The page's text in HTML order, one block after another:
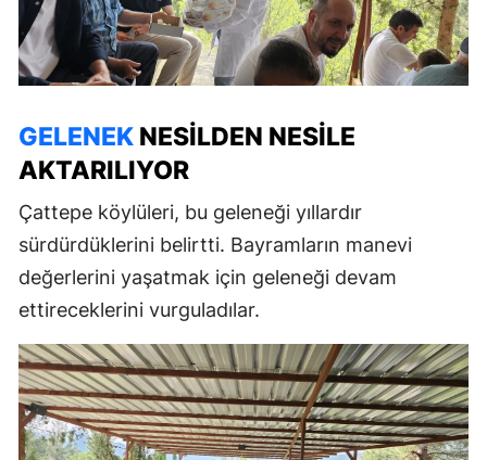
GELENEK NESILDEN NESILE
AKTARILIYOR
Çattepe köylüleri, bu geleneği yıllardır
sürdürdüklerini belirtti. Bayramların manevi
değerlerini yaşatmak için geleneği devam
ettireceklerini vurguladılar.